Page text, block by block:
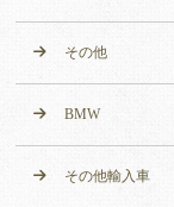
その他
BMW
その他輸入車